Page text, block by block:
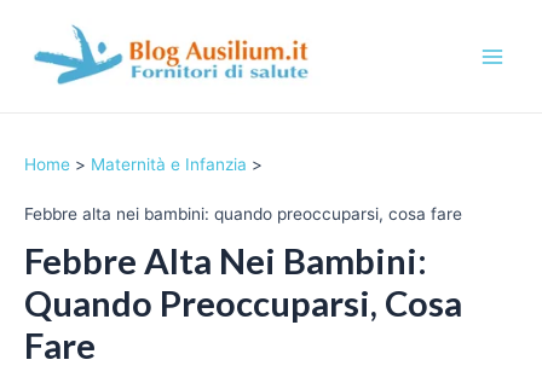
contenuto
Home Maternità e Infanzia
Febbre alta nei bambini: quando preoccuparsi, cosa fare
Febbre Alta Nei Bambini:
Quando Preoccuparsi, Cosa
Fare